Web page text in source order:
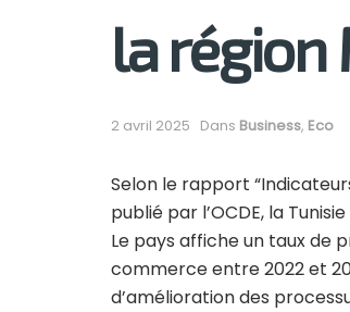
la région
2 avril 2025 Dans Business, Eco
Selon le rapport
publié par l’OCDE, la
Le pays affiche un taux de
commerce entre 2022 et
d’amélioration des